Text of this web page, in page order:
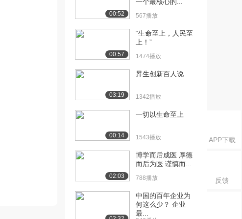
APP下载
反馈
00:52 567播放
00:57
“生命至上，人民至
上！”
1474播放
03:19
昇生创新百人说
1342播放
00:14
一切以生命至上
1543播放
02:03
博学而后成医 厚德
而后为医 谨慎而...
788播放
中国的百年企业为
何这么少？ 企业
最...